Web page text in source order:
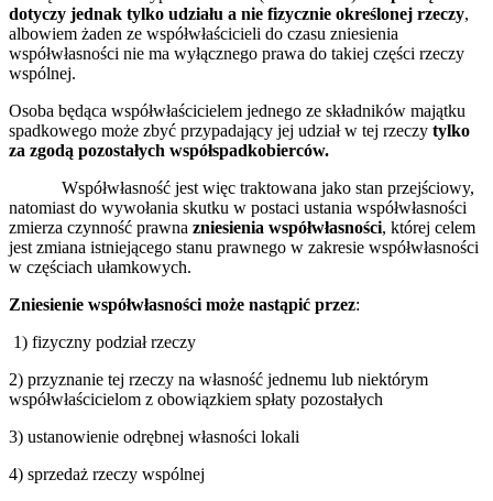
dotyczy jednak tylko udziału a nie fizycznie określonej rzeczy,
albowiem żaden ze współwłaścicieli do czasu zniesienia
współwłasności nie ma wyłącznego prawa do takiej części rzeczy
wspólnej.
Osoba będąca współwłaścicielem jednego ze składników majątku
spadkowego może zbyć przypadający jej udział w tej rzeczy tylko
za zgodą pozostałych współspadkobierców.
Współwłasność jest więc traktowana jako stan przejściowy,
natomiast do wywołania skutku w postaci ustania współwłasności
zmierza czynność prawna zniesienia współwłasności, której celem
jest zmiana istniejącego stanu prawnego w zakresie współwłasności
w częściach ułamkowych.
Zniesienie współwłasności może nastąpić przez:
1) fizyczny podział rzeczy
2) przyznanie tej rzeczy na własność jednemu lub niektórym
współwłaścicielom z obowiązkiem spłaty pozostałych
3) ustanowienie odrębnej własności lokali
4) sprzedaż rzeczy wspólnej